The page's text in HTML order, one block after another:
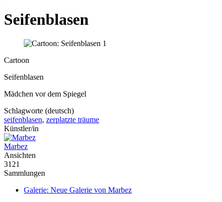
Seifenblasen
Cartoon
Seifenblasen
Mädchen vor dem Spiegel
Schlagworte (deutsch)
seifenblasen, zerplatzte träume
Künstler/in
Marbez
Ansichten
3121
Sammlungen
Galerie: Neue Galerie von Marbez